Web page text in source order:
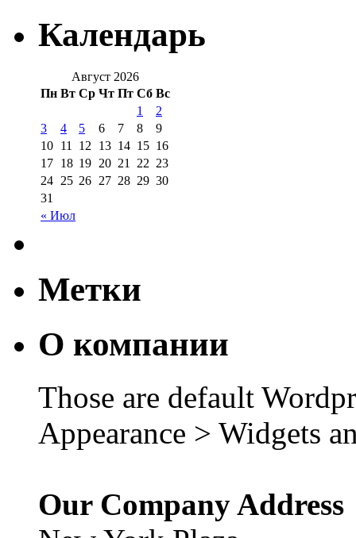
Календарь
Август 2026
Пн Вт Ср Чт Пт Сб Вс
« Июл
1
2
3
4 5 6 7 8
9
10 11 12 13 14 15 16
17 18 19 20 21 22 23
24 25 26 27 28 29 30
31
Метки
О компании
Those are default
Appearance > Widgets
Our Company Address